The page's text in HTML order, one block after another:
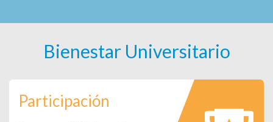
Bienestar Universitario
Participación